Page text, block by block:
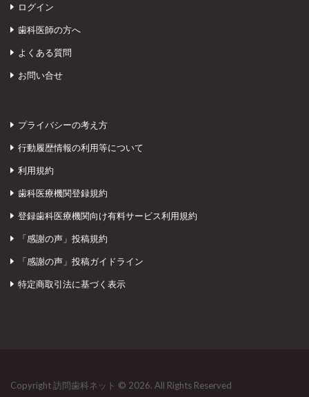
ログイン
歯科医師の方へ
よくある質問
お問い合せ
プライバシーの考え方
行動履歴情報の利用等について
利用規約
歯科医療機関登録規約
登録歯科医療機関向け有料サービス利用規約
「感謝の声」投稿規約
「感謝の声」投稿ガイドライン
特定商取引法に基づく表示
Copyright 訪問歯科ネット © 2026. All Rights Reserved